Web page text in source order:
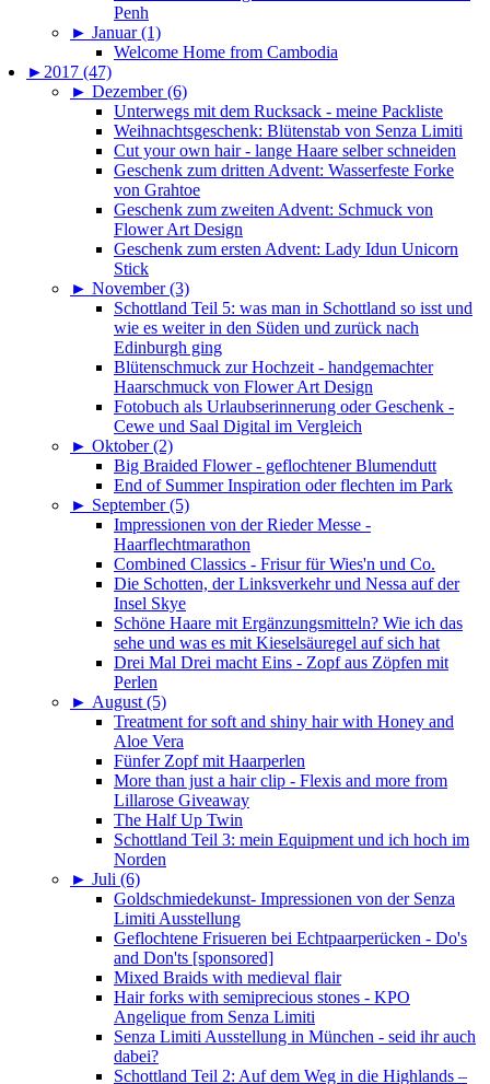
Penh
► Januar (1)
Welcome Home from Cambodia
► 2017 (47)
► Dezember (6)
Unterwegs mit dem Rucksack - meine Packliste
Weihnachtsgeschenk: Blütenstab von Senza Limiti
Cut your own hair - lange Haare selber schneiden
Geschenk zum dritten Advent: Wasserfeste Forke
von Grahtoe
Geschenk zum zweiten Advent: Schmuck von
Flower Art Design
Geschenk zum ersten Advent: Lady Idun Unicorn
Stick
► November (3)
Schottland Teil 5: was man in Schottland so isst und
wie es weiter in den Süden und zurück nach
Edinburgh ging
Blütenschmuck zur Hochzeit - handgemachter
Haarschmuck von Flower Art Design
Fotobuch als Urlaubserinnerung oder Geschenk -
Cewe und Saal Digital im Vergleich
► Oktober (2)
Big Braided Flower - geflochtener Blumendutt
End of Summer Inspiration oder flechten im Park
► September (5)
Impressionen von der Rieder Messe -
Haarflechtmarathon
Combined Classics - Frisur für Wies'n und Co.
Die Schotten, der Linksverkehr und Nessa auf der
Insel Skye
Schöne Haare mit Ergänzungsmitteln? Wie ich das
sehe und was es mit Kieselsäuregel auf sich hat
Drei Mal Drei macht Eins - Zopf aus Zöpfen mit
Perlen
► August (5)
Treatment for soft and shiny hair with Honey and
Aloe Vera
Fünfer Zopf mit Haarperlen
More than just a hair clip - Flexis and more from
Lillarose Giveaway
The Half Up Twin
Schottland Teil 3: mein Equipment und ich hoch im
Norden
► Juli (6)
Goldschmiedekunst- Impressionen von der Senza
Limiti Ausstellung
Geflochtene Frisueren bei Echtpaarperücken - Do's
and Don'ts [sponsored]
Mixed Braids with medieval flair
Hair forks with semiprecious stones - KPO
Angelique from Senza Limiti
Senza Limiti Ausstellung in München - seid ihr auch
dabei?
Schottland Teil 2: Auf dem Weg in die Highlands –